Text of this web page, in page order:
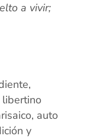
a vivir;
libertino
auto
y